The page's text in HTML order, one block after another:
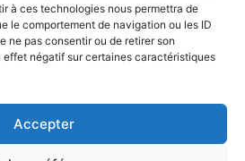
à ces technologies nous permettra de
le comportement de navigation ou les ID
ne pas consentir ou de retirer son
négatif sur certaines caractéristiques
Accepter